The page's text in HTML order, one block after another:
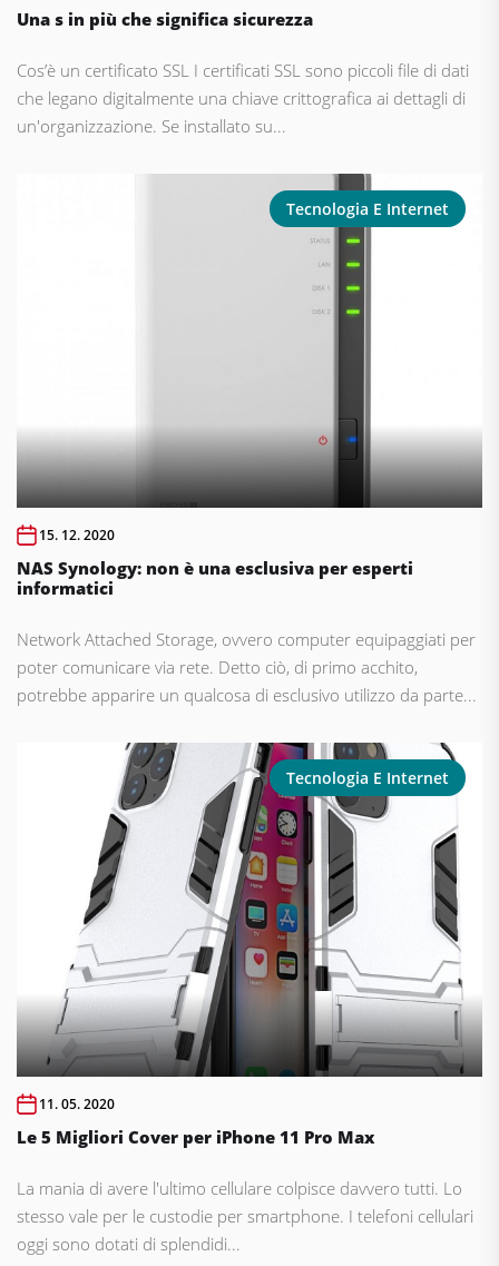
Una s in più che significa sicurezza
Cos’è un certificato SSL I certificati SSL sono piccoli file di dati
che legano digitalmente una chiave crittografica ai dettagli di
un'organizzazione. Se installato su...
Tecnologia E Internet
15. 12. 2020
NAS Synology: non è una esclusiva per esperti
informatici
Network Attached Storage, ovvero computer equipaggiati per
poter comunicare via rete. Detto ciò, di primo acchito,
potrebbe apparire un qualcosa di esclusivo utilizzo da parte...
Tecnologia E Internet
11. 05. 2020
Le 5 Migliori Cover per iPhone 11 Pro Max
La mania di avere l'ultimo cellulare colpisce davvero tutti. Lo
stesso vale per le custodie per smartphone. I telefoni cellulari
oggi sono dotati di splendidi...